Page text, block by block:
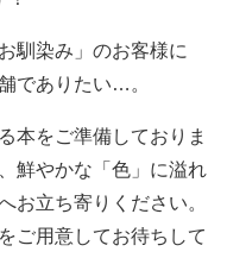
馴染み」のお客様に
でありたい…。
本をご準備しておりま
鮮やかな「色」に溢れ
お立ち寄りください。
ご用意してお待ちして